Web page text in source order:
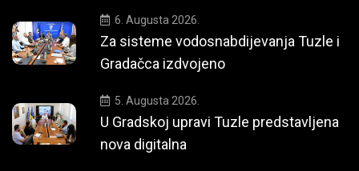
6. Augusta 2026.
Za sisteme vodosnabdijevanja Tuzle i
Gradačca izdvojeno
5. Augusta 2026.
U Gradskoj upravi Tuzle predstavljena
nova digitalna